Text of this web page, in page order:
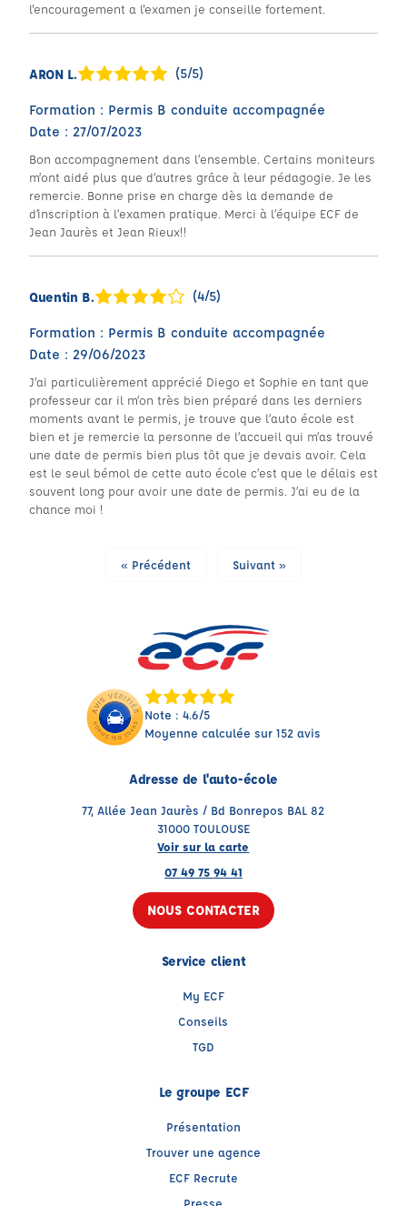
l'encouragement a l'examen je conseille fortement.
ARON L. (5/5)
Formation : Permis B conduite accompagnée
Date : 27/07/2023
Bon accompagnement dans l’ensemble. Certains moniteurs
m’ont aidé plus que d’autres grâce à leur pédagogie. Je les
remercie. Bonne prise en charge dès la demande de
d’inscription à l’examen pratique. Merci à l’équipe ECF de
Jean Jaurès et Jean Rieux!!
Quentin B. (4/5)
Formation : Permis B conduite accompagnée
Date : 29/06/2023
J’ai particulièrement apprécié Diego et Sophie en tant que
professeur car il m’on très bien préparé dans les derniers
moments avant le permis, je trouve que l’auto école est
bien et je remercie la personne de l’accueil qui m’as trouvé
une date de permis bien plus tôt que je devais avoir. Cela
est le seul bémol de cette auto école c’est que le délais est
souvent long pour avoir une date de permis. J’ai eu de la
chance moi !
« Précédent Suivant »
Note : 4.6/5
Moyenne calculée sur 152 avis
Adresse de l'auto-école
77, Allée Jean Jaurès / Bd Bonrepos BAL 82
31000 TOULOUSE
Voir sur la carte
07 49 75 94 41
NOUS CONTACTER
Service client
My ECF
Conseils
TGD
Le groupe ECF
Présentation
Trouver une agence
ECF Recrute
Presse